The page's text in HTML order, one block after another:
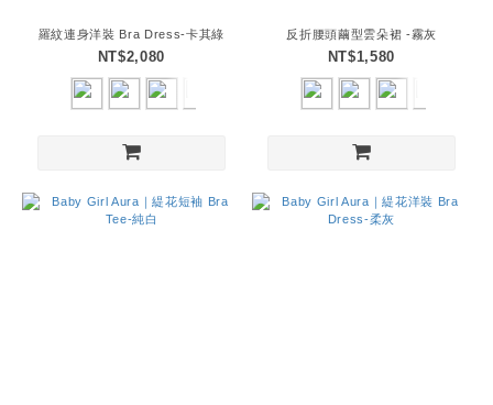
羅紋連身洋裝 Bra Dress-卡其綠
NT$2,080
反折腰頭繭型雲朵裙 -霧灰
NT$1,580